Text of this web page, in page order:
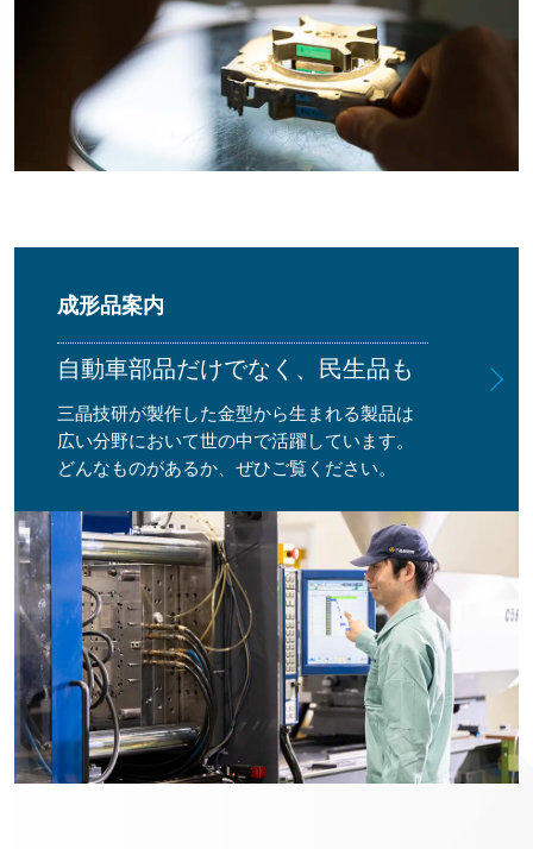
成形品案内
自動車部品だけでなく、民生品も
三晶技研が製作した金型から生まれる製品は
広い分野において世の中で活躍しています。
どんなものがあるか、ぜひご覧ください。